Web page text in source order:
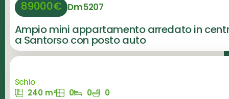
89000€ Dm5207
Ampio mini appartamento arredato in
a Santorso con posto auto
Schio
240 m²
0 0 0